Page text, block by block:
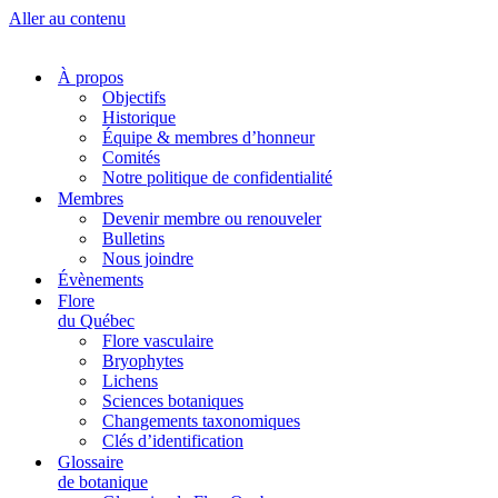
Aller au contenu
À propos
Objectifs
Historique
Équipe & membres d’honneur
Comités
Notre politique de confidentialité
Membres
Devenir membre ou renouveler
Bulletins
Nous joindre
Évènements
Flore
du Québec
Flore vasculaire
Bryophytes
Lichens
Sciences botaniques
Changements taxonomiques
Clés d’identification
Glossaire
de botanique